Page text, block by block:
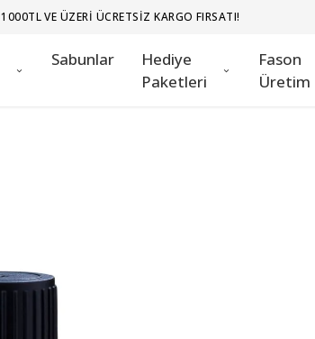
1000TL VE ÜZERI ÜCRETSIZ KARGO FIRSATI!
Sabunlar
Hediye
Paketleri
Fason
Üretim